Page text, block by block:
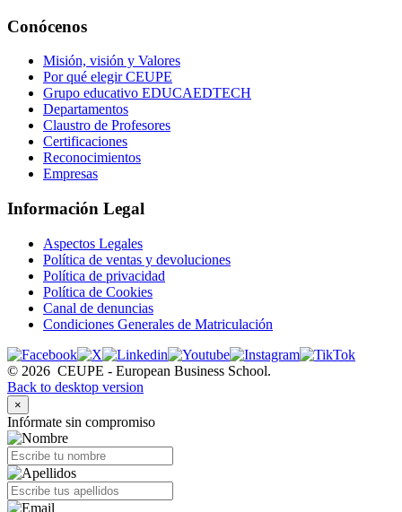
Conócenos
Misión, visión y Valores
Por qué elegir CEUPE
Grupo educativo EDUCAEDTECH
Departamentos
Claustro de Profesores
Certificaciones
Reconocimientos
Empresas
Información Legal
Aspectos Legales
Política de ventas y devoluciones
Política de privacidad
Política de Cookies
Canal de denuncias
Condiciones Generales de Matriculación
© 2026 CEUPE - European Business School.
Back to desktop version
×
Infórmate sin compromiso